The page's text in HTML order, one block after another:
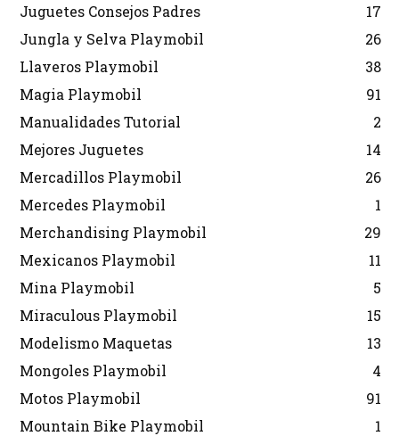
Juguetes Consejos Padres
17
Jungla y Selva Playmobil
26
Llaveros Playmobil
38
Magia Playmobil
91
Manualidades Tutorial
2
Mejores Juguetes
14
Mercadillos Playmobil
26
Mercedes Playmobil
1
Merchandising Playmobil
29
Mexicanos Playmobil
11
Mina Playmobil
5
Miraculous Playmobil
15
Modelismo Maquetas
13
Mongoles Playmobil
4
Motos Playmobil
91
Mountain Bike Playmobil
1